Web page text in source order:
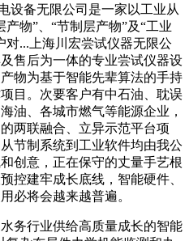
设备无限公司是一家以工业从
物”、“节制层产物”及“工业
对...上海川宏尝试仪器无限公
售后为一体的专业尝试仪器设
物为基于智能先辈算法的手持
目。次要客户有中石油、耽误
油、各城市燃气等能源企业，
两联融合、立异示范平台项
节制系统到工业软件均由我公
创意，正在保守的丈量手艺根
控建牢成长底线，智能硬件、
必将会越来越普遍。
行业供给高质量成长的智能